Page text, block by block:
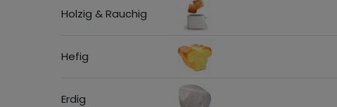
Holzig & Rauchig
Hefig
Erdig